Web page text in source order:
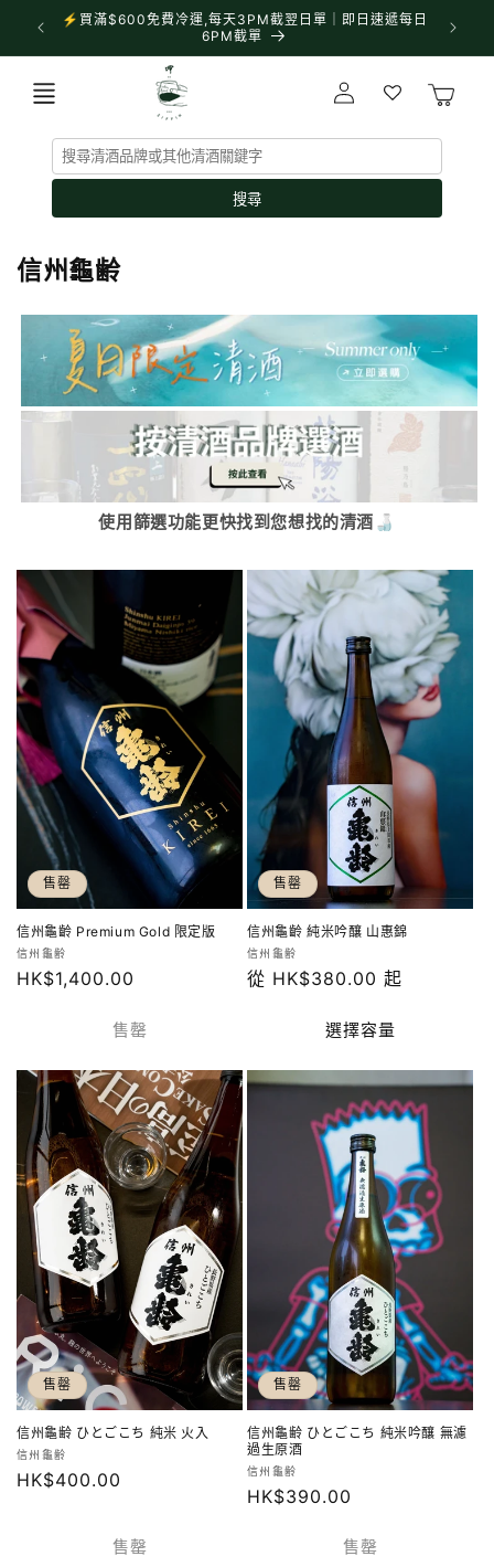
跳至內
容
⚡買滿$600免費冷運,每天3PM截翌日單｜即日速遞每日
6PM截單
✨門市
登
入
物
搜尋
商
列
信州龜齢
使用篩選功能更快找到您想找的清酒 🍶
售罄
信州龜齡 Premium Gold 限定版
廠
商：
信州龜齢
定
HK$1,400.00
售罄
售罄
信州龜齡 純米吟釀 山惠錦
廠
商：
信州龜齢
定
從 HK$380.00 起
選擇容量
售罄
信州龜齢 ひとごこち 純米 火入
廠
商：
信州龜齢
定
HK$400.00
售罄
售罄
信州龜齢 ひとごこち 純米吟釀 無濾
過生原酒
廠
商：
信州龜齢
定
HK$390.00
售罄